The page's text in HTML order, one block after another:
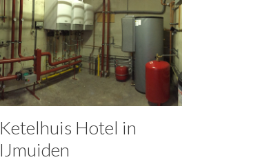
Ketelhuis Hotel in
IJmuiden